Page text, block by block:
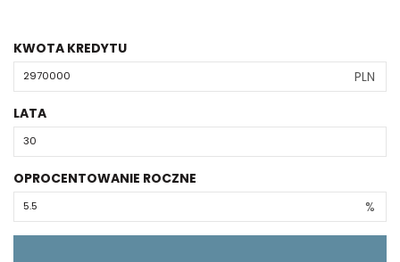
KWOTA KREDYTU
PLN
LATA
OPROCENTOWANIE ROCZNE
%